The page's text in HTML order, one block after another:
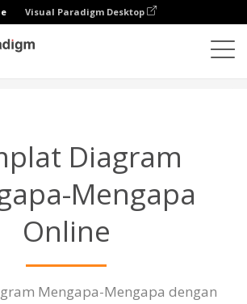
Visual Paradigm Desktop
Diagram
Mengapa
Online
Mengapa-Mengapa dengan